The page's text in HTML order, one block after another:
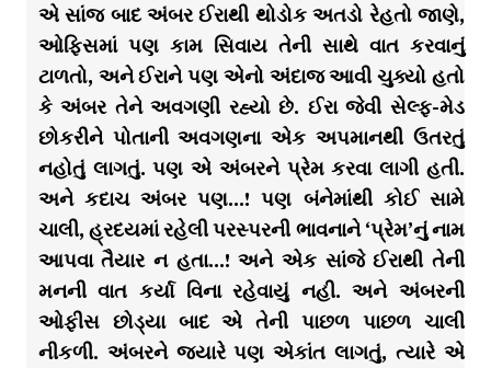
એ સાંજ બાદ અંબર ઈરાથી થોડોક અતડો રેહતો જાણે,
ઓફિસમાં પણ કામ સિવાય તેની સાથે વાત કરવાનું
ટાળતો, અને ઈરાને પણ એનો અંદાજ આવી ચુક્યો હતો
કે અંબર તેને અવગણી રહ્યો છે. ઈરા જેવી સેલ્ફ-મેડ
છોકરીને પોતાની અવગણના એક અપમાનથી ઉતરતું
નહોતું લાગતું. પણ એ અંબરને પ્રેમ કરવા લાગી હતી.
અને કદાચ અંબર પણ…! પણ બંનેમાંથી કોઈ સામે
ચાલી, હ્રદયમાં રહેલી પરસ્પરની ભાવનાને ‘પ્રેમ’નું નામ
આપવા તૈયાર ન હતા…! અને એક સાંજે ઈરાથી તેની
મનની વાત કર્યા વિના રહેવાયું નહી. અને અંબરની
ઓફીસ છોડ્યા બાદ એ તેની પાછળ પાછળ ચાલી
નીકળી. અંબરને જ્યારે પણ એકાંત લાગતું, ત્યારે એ